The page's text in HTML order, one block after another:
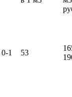
0-1 53